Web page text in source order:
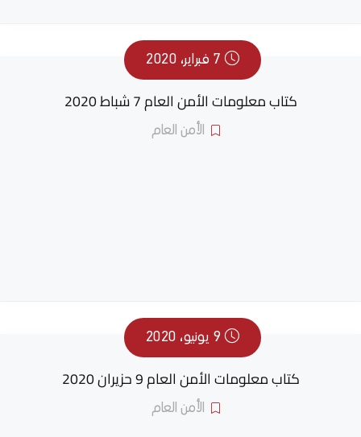
7 فبراير، 2020
كتاب معلومات الأمن العام 7 شباط 2020
الأمن العام
9 يونيو، 2020
كتاب معلومات الأمن العام 9 حزيران 2020
الأمن العام